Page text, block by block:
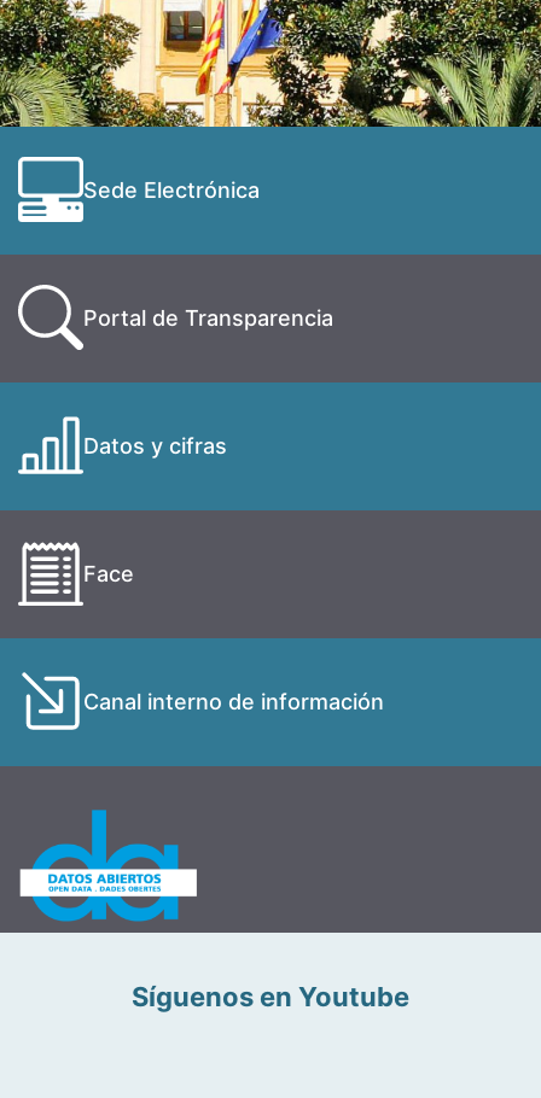
Sede Electrónica
Portal de Transparencia
Datos y cifras
Face
Canal interno de información
Síguenos en Youtube